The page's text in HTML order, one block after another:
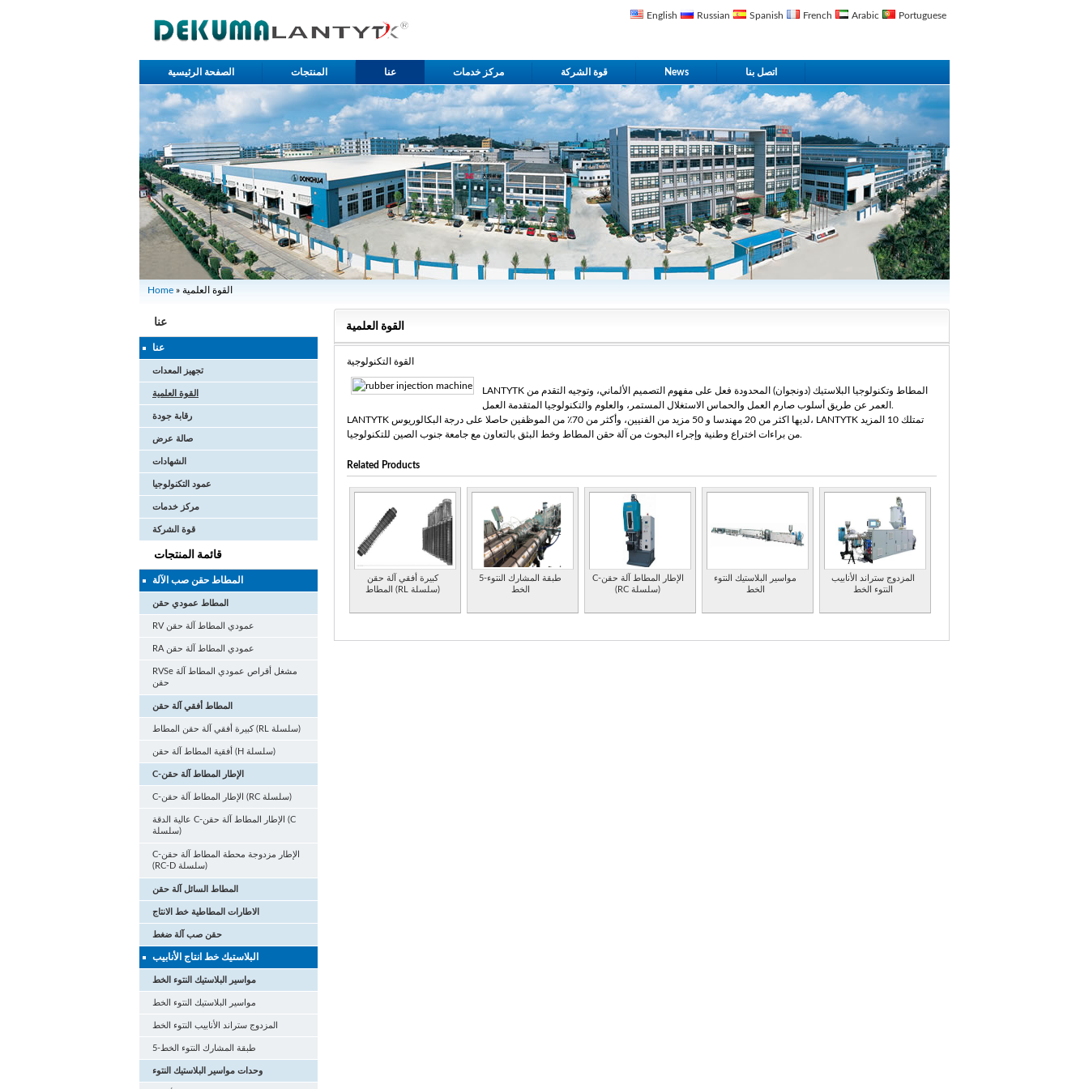
English Russian Spanish French Arabic Portuguese
الصفحة الرئيسية المنتجات عنا مركز خدمات قوة الشركة News اتصل بنا
Home » القوة العلمية
عنا
عنا
تجهيز المعدات
القوة العلمية
رقابة جودة
صالة عرض
الشهادات
عمود التكنولوجيا
مركز خدمات
قوة الشركة
قائمة المنتجات
المطاط حقن صب الآلة
المطاط عمودي حقن
RV عمودي المطاط آلة حقن
RA عمودي المطاط آلة حقن
RVSe مشغل أقراص عمودي المطاط آلة
حقن
المطاط أفقي آلة حقن
كبيرة أفقي آلة حقن المطاط (RL سلسلة)
أفقية المطاط آلة حقن (H سلسلة)
C-الإطار المطاط آلة حقن
C-الإطار المطاط آلة حقن (RC سلسلة)
عالية الدقة C-الإطار المطاط آلة حقن (C
سلسلة)
C-الإطار مزدوجة محطة المطاط آلة حقن
(RC-D سلسلة)
المطاط السائل آلة حقن
الاطارات المطاطية خط الانتاج
حقن صب آلة ضغط
البلاستيك خط انتاج الأنابيب
مواسير البلاستيك النتوء الخط
مواسير البلاستيك النتوء الخط
المزدوج ستراند الأنابيب النتوء الخط
5-طبقة المشارك النتوء الخط
وحدات مواسير البلاستيك النتوء
القوة العلمية
القوة التكنولوجية
LANTYTK المطاط وتكنولوجيا البلاستيك (دونجوان) المحدودة فعل على مفهوم التصميم الألماني، وتوجيه التقدم من
العمر عن طريق أسلوب صارم العمل والحماس الاستغلال المستمر، والعلوم والتكنولوجيا المتقدمة العمل.
LANTYTK لديها اكثر من 20 مهندسا و 50 مزيد من الفنيين، وأكثر من 70٪ من الموظفين حاصلا على درجة البكالوريوس، LANTYTK تمتلك 10 المزيد
من براءات اختراع وطنية وإجراء البحوث من آلة حقن المطاط وخط البثق بالتعاون مع جامعة جنوب الصين للتكنولوجيا.
Related Products
كبيرة أفقي آلة حقن
المطاط (RL سلسلة)
5-طبقة المشارك النتوء
الخط
C-الإطار المطاط آلة حقن
(RC سلسلة)
مواسير البلاستيك النتوء
الخط
المزدوج ستراند الأنابيب
النتوء الخط